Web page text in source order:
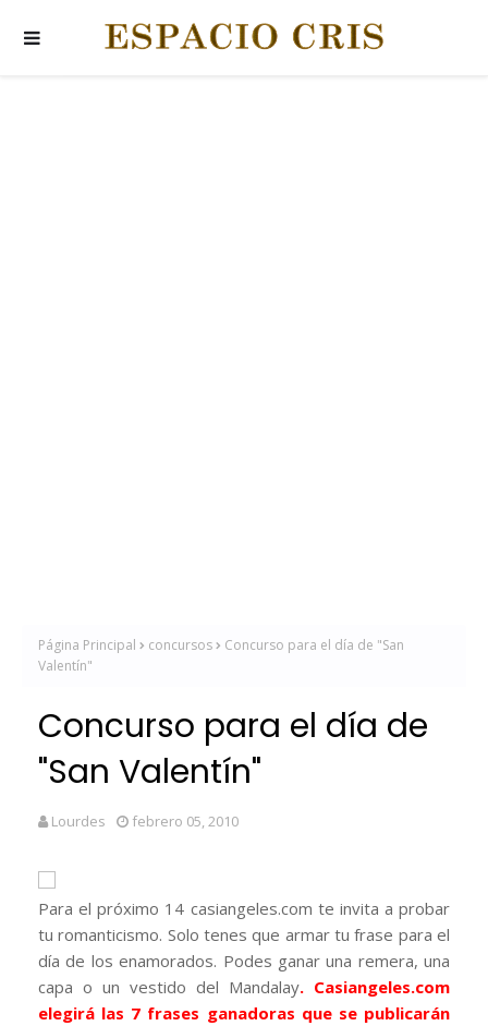
Página Principal concursos
Concurso para el día de "San
Valentín"
Concurso para el día de
"San Valentín"
Lourdes febrero 05, 2010
Para el próximo 14 casiangeles.com te invita a probar
tu romanticismo. Solo tenes que armar tu frase para el
día de los enamorados. Podes ganar una remera, una
capa o un vestido del Mandalay. Casiangeles.com
elegirá las 7 frases ganadoras que se publicarán